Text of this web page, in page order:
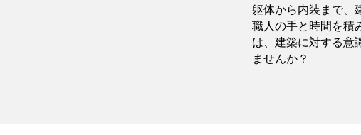
躯体から内装まで、
職人の手と時間を積
は、建築に対する意
ませんか？